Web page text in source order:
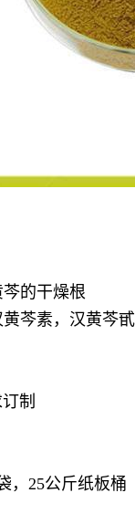
的干燥根
芩素，汉黄芩
制
，25公斤纸板桶